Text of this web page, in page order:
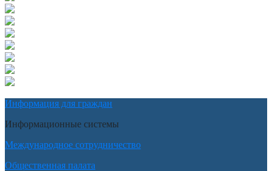
Информация для граждан
Информационные системы
Международное сотрудничество
Общественная палата